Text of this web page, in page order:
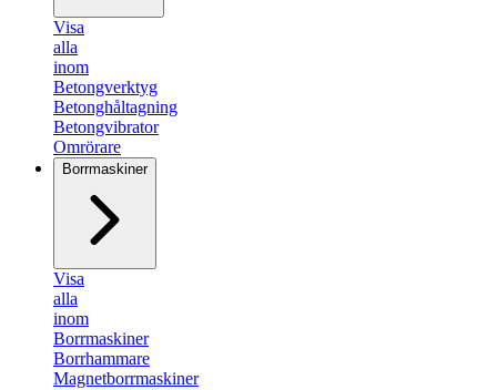
Visa
alla
inom
Betongverktyg
Betonghåltagning
Betongvibrator
Omrörare
Borrmaskiner
Visa
alla
inom
Borrmaskiner
Borrhammare
Magnetborrmaskiner